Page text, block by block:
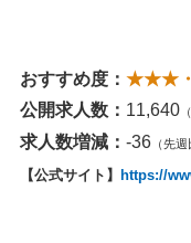
おすすめ度： ★★★・
公開求人数： 11,640
求人数増減： -36 （先
【公式サイト】 https://